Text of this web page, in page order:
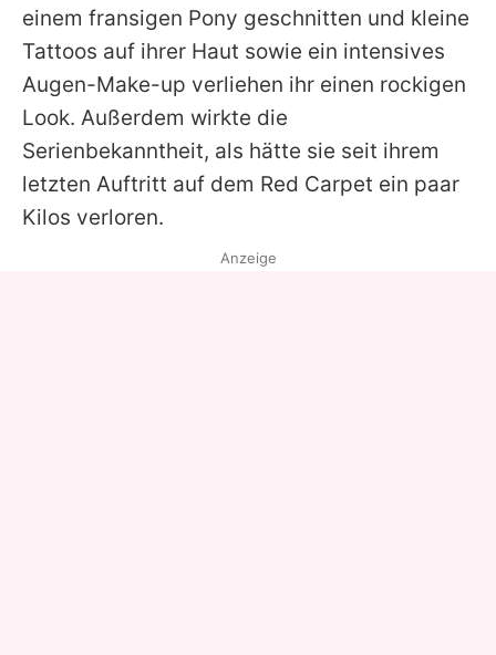
Nutzungsbedingungen
Utiq verwalten
einem fransigen Pony geschnitten und kleine
Tattoos auf ihrer Haut sowie ein intensives
Augen-Make-up verliehen ihr einen rockigen
Look. Außerdem wirkte die
Serienbekanntheit, als hätte sie seit ihrem
letzten Auftritt auf dem Red Carpet ein paar
Kilos verloren.
Anzeige